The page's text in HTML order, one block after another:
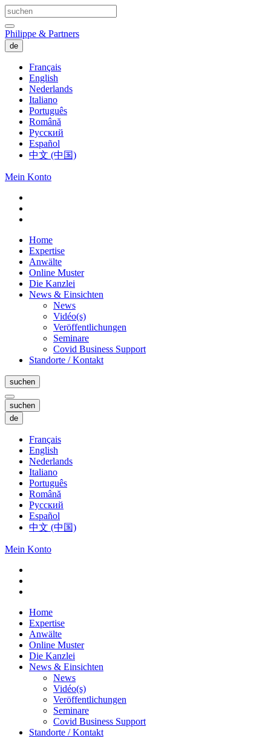
Philippe & Partners
de
Français
English
Nederlands
Italiano
Português
Română
Русский
Español
中文 (中国)
Mein Konto
Home
Expertise
Anwälte
Online Muster
Die Kanzlei
News & Einsichten
News
Vidéo(s)
Veröffentlichungen
Seminare
Covid Business Support
Standorte / Kontakt
suchen
suchen
de
Français
English
Nederlands
Italiano
Português
Română
Русский
Español
中文 (中国)
Mein Konto
Home
Expertise
Anwälte
Online Muster
Die Kanzlei
News & Einsichten
News
Vidéo(s)
Veröffentlichungen
Seminare
Covid Business Support
Standorte / Kontakt